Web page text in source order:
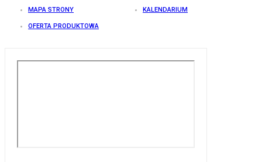
MAPA STRONY KALENDARIUM
OFERTA PRODUKTOWA